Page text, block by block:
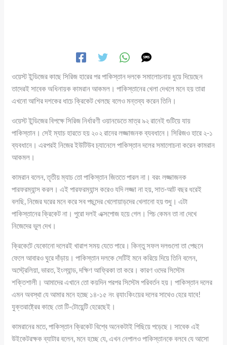
ওয়েস্ট ইন্ডিজের কাছে সিরিজ হারের পর পাকিস্তান দলকে সমালোচনায় ধুয়ে দিয়েছেন
তাদেরই সাবেক অধিনায়ক কামরান আকমল। পাকিস্তানের খেলা দেখলে মনে হয় তারা
এখনো আশির দশকের ধাচে ক্রিকেট খেলছে বলেও মন্তব্য করেন তিনি।
ওয়েস্ট ইন্ডিজের বিপক্ষে সিরিজ নির্ধারণী ওয়ানডেতে মাত্র ৯২ রানেই গুটিয়ে যায়
পাকিস্তান। সেই ম্যাচ হারতে হয় ২০২ রানের লজ্জাজনক ব্যবধানে। সিরিজও হারে ২-১
ব্যবধানে। এরপরই নিজের ইউটিউব চ্যানেলে পাকিস্তান দলের সমালোচনা করেন কামরান
আকমল।
কামরান বলেন, তৃতীয় ম্যাচ তো পাকিস্তান জিততে পারল না। বরং লজ্জাজনক
পারফরম্যান্স করল। এই পারফরম্যান্স করেও যদি লজ্জা না হয়, সাত-আট বছর ধরেই
বলছি, নিজের ঘরের মনে করে সব পছন্দের খেলোয়াড়দের খেলানো হয় শুধু। এটা
পাকিস্তানের ক্রিকেট না। পুরো দলই এক্সপোজ হয়ে গেল। পিচ কেমন তা না দেখে
নিজেদের ভুল দেখ।
ক্রিকেটে যেকোনো দলেরই খারাপ সময় যেতে পারে। কিন্তু সফল দলগুলো তা পেছনে
ফেলে আবারও ঘুরে দাঁড়ায়। পাকিস্তান দলকে সেটিই মনে করিয়ে দিয়ে তিনি বলেন,
অস্ট্রেলিয়া, ভারত, ইংল্যান্ড, দক্ষিণ আফ্রিকা তা করে। কারণ ওদের সিস্টেম
শক্তিশালী। আমাদের এখানে তো কয়দিন পরপর সিস্টেম পরিবর্তন হয়। পাকিস্তান দলের
এমন অবস্থা যে আমার মনে হচ্ছে ১৪-১৫ নং র‍্যাংকিংয়ের দলের সাথেও হেরে যাবে!
যুক্তরাষ্ট্রের কাছে তো টি-টোয়েন্টি হেরেছেই।
কামরানের মতে, পাকিস্তান ক্রিকেট বিশ্বে অনেকটাই পিছিয়ে পড়েছে। সাবেক এই
উইকেটরক্ষক ব্যাটার বলেন, মনে হচ্ছে যে, এখন নেপালও পাকিস্তানকে বলবে যে আসো